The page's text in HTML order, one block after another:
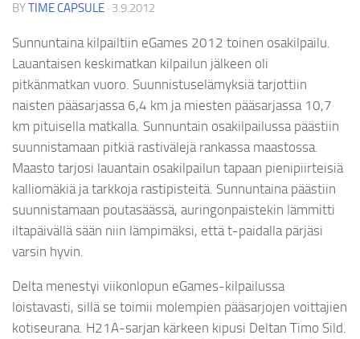
BYTIME CAPSULE · 3.9.2012
Sunnuntaina kilpailtiin eGames 2012 toinen osakilpailu.
Lauantaisen keskimatkan kilpailun jälkeen oli
pitkänmatkan vuoro. Suunnistuselämyksiä tarjottiin
naisten pääsarjassa 6,4 km ja miesten pääsarjassa 10,7
km pituisella matkalla. Sunnuntain osakilpailussa päästiin
suunnistamaan pitkiä rastivälejä rankassa maastossa.
Maasto tarjosi lauantain osakilpailun tapaan pienipiirteisiä
kalliomäkiä ja tarkkoja rastipisteitä. Sunnuntaina päästiin
suunnistamaan poutasäässä, auringonpaistekin lämmitti
iltapäivällä sään niin lämpimäksi, että t-paidalla pärjäsi
varsin hyvin.
Delta menestyi viikonlopun eGames-kilpailussa
loistavasti, sillä se toimii molempien pääsarjojen voittajien
kotiseurana. H21A-sarjan kärkeen kipusi Deltan Timo Sild.